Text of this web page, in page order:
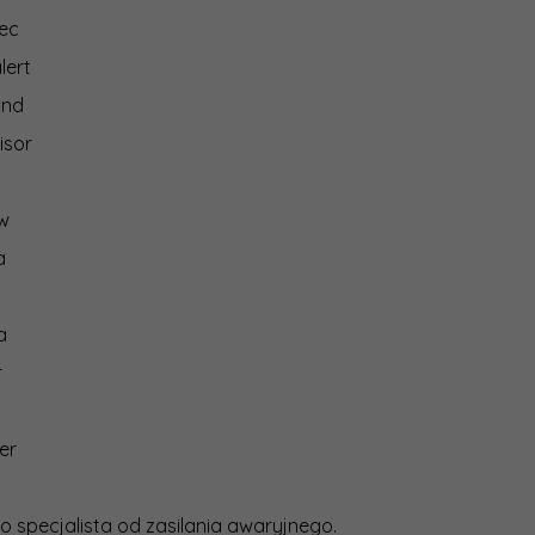
specjalista od zasilania awaryjnego.